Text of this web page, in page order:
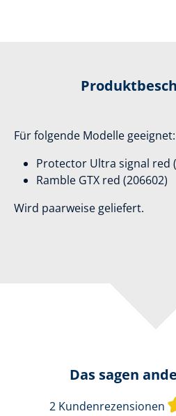
Für folgende Modelle geeignet:
Protector Ultra signal red
Ramble GTX red (206602)
Wird paarweise geliefert.
Das sagen
2 Kundenrezensionen